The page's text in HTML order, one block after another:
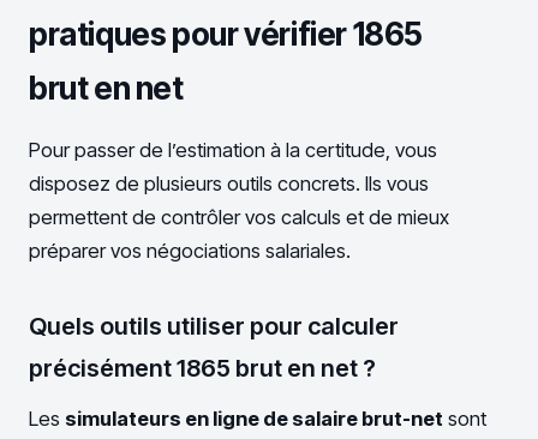
pratiques pour vérifier 1865
brut en net
Pour passer de l’estimation à la certitude, vous
disposez de plusieurs outils concrets. Ils vous
permettent de contrôler vos calculs et de mieux
préparer vos négociations salariales.
Quels outils utiliser pour calculer
précisément 1865 brut en net ?
Les simulateurs en ligne de salaire brut-net sont